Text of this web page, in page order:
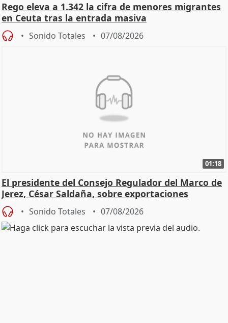
Rego eleva a 1.342 la cifra de menores migrantes
en Ceuta tras la entrada masiva
Sonido Totales 07/08/2026
01:18
El presidente del Consejo Regulador del Marco de
Jerez, César Saldaña, sobre exportaciones
Sonido Totales 07/08/2026